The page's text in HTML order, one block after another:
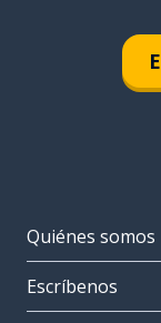
Quiénes somos
Escríbenos